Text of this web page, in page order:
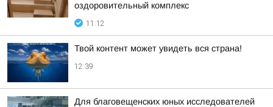
оздоровительный комплекс
11:12
Твой контент может увидеть вся страна!
12:39
Для благовещенских юных исследователей